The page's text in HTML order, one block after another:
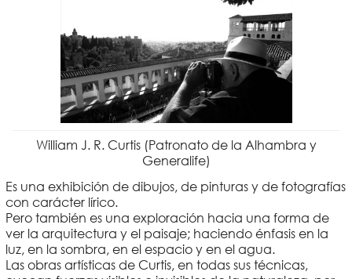
William J. R. Curtis (Patronato de la Alhambra y
Generalife)
Es una exhibición de dibujos, de pinturas y de fotografías
con carácter lírico.
Pero también es una exploración hacia una forma de
ver la arquitectura y el paisaje; haciendo énfasis en la
luz, en la sombra, en el espacio y en el agua.
Las obras artísticas de Curtis, en todas sus técnicas,